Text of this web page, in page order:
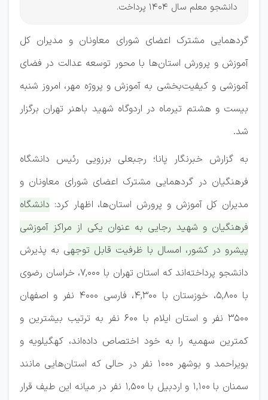
دانشجو معلم سال 1404 پرداخت.
گردهمایی مشترک اعضای شورای معاونان و مدیران کل
آموزش و پرورش استان‌ها با محور توسعه عدالت در فضای
آموزشی و کیفیت‌بخشی به آموزش و پروژه مهر، امروز شنبه
بیست و هشتم تیرماه در اردوگاه شهید باهنر تهران برگزار
شد.
به گزارش خبرنگار پانا؛ رجبعلی برزویی رئیس دانشگاه
فرهنگیان در گردهمایی مشترک اعضای شورای معاونان و
مدیران کل آموزش و پرورش استان‌ها، اظهار کرد: دانشگاه
فرهنگیان و شهید رجایی به عنوان یکی از مراکز آموزشی
پیشرو در کشور، امسال با ظرفیت قابل توجهی به پذیرش
دانشجو پرداخته‌اند که استان تهران با ۷,۰۰۰، خراسان رضوی
با ۵,۸۰۰، خوزستان با ۴,۳۰۰، فارسی ۴۰۰۰ نفر و اصفهان
۳۵۰۰ نفر و استان ایلام با ۶۰۰ نفر به ترتیب بیشترین و
کمترین سهمیه را به خود اختصاص داده‌اند، کهگیلویه و
بویراحمد و بوشهر ۱۰۰۰ نفر در حالی که استان‌هایی مانند
سمنان با ۱,۱۰۰ و اردبیل با ۱,۵۰۰ نفر در میانه این طیف قرار